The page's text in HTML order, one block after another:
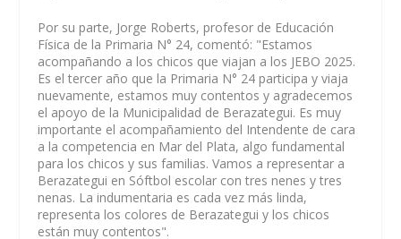
Por su parte, Jorge Roberts, profesor de Educación
Física de la Primaria N° 24, comentó: "Estamos
acompañando a los chicos que viajan a los JEBO 2025.
Es el tercer año que la Primaria N° 24 participa y viaja
nuevamente, estamos muy contentos y agradecemos
el apoyo de la Municipalidad de Berazategui. Es muy
importante el acompañamiento del Intendente de cara
a la competencia en Mar del Plata, algo fundamental
para los chicos y sus familias. Vamos a representar a
Berazategui en Sóftbol escolar con tres nenes y tres
nenas. La indumentaria es cada vez más linda,
representa los colores de Berazategui y los chicos
están muy contentos".